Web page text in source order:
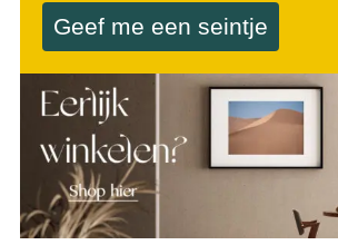
Geef me een seintje